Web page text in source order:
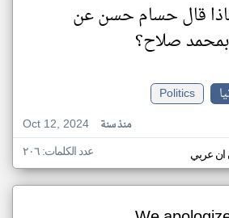
قال حسام حسن عن
بمحمد صلاح؟
Politics
Oct 12, 2024
منذ سنة
عربي عدد الكلمات: ٢٠٦